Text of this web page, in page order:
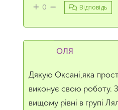
0 Відповідь
ОЛЯ
Дякую Оксані,яка
виконує свою роботу.
вищому рівні в групі